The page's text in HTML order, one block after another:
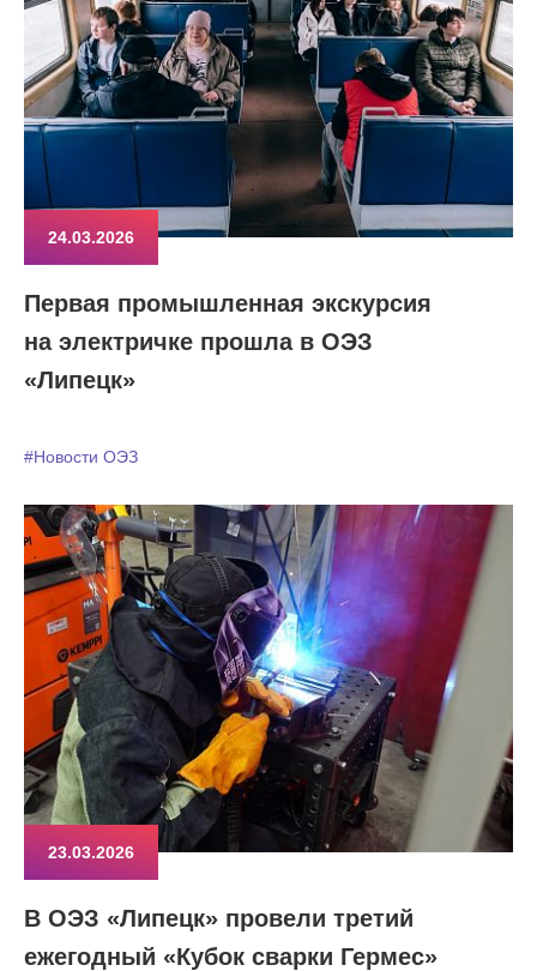
24.03.2026
Первая промышленная экскурсия
на электричке прошла в ОЭЗ
«Липецк»
#Новости ОЭЗ
23.03.2026
В ОЭЗ «Липецк» провели третий
ежегодный «Кубок сварки Гермес»